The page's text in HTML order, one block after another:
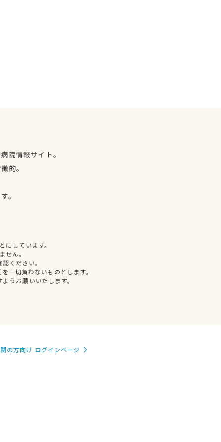
院情報サイト。
的。
。
しています。
せん。
ください。
一切負わないものとします。
うお願いいたします。
の方向け ログインページ